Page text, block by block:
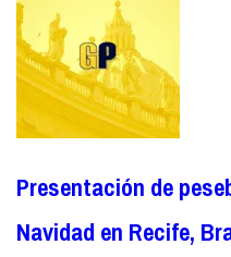
Presentación de
Navidad en Recife,